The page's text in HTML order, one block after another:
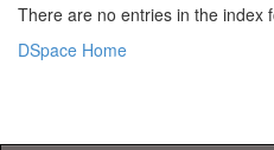
There are no entries in the index
DSpace Home